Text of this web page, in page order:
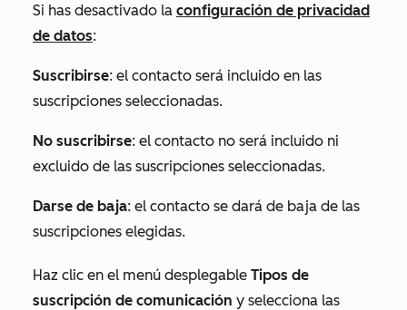
Si has desactivado la configuración de privacidad
de datos:
Suscribirse: el contacto será incluido en las
suscripciones seleccionadas.
No suscribirse: el contacto no será incluido ni
excluido de las suscripciones seleccionadas.
Darse de baja: el contacto se dará de baja de las
suscripciones elegidas.
Haz clic en el menú desplegable Tipos de
suscripción de comunicación y selecciona las